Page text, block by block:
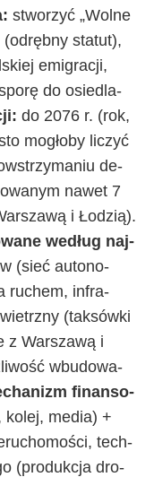
stwo­rzyć „Wol­ne
sta­tut),
emi­gra­cji,
do osie­dla­
do 2076 r. (rok,
mo­gło­by li­czyć
de­
na­wet 7
i Ło­dzią).
we­dług naj­
(sieć au­to­no­
ru­chem, in­fra­
(tak­sów­ki
z War­sza­wą i
wbu­do­wa­
fi­nan­so­
ko­lej, me­dia) +
tech­
(pro­duk­cja dro­